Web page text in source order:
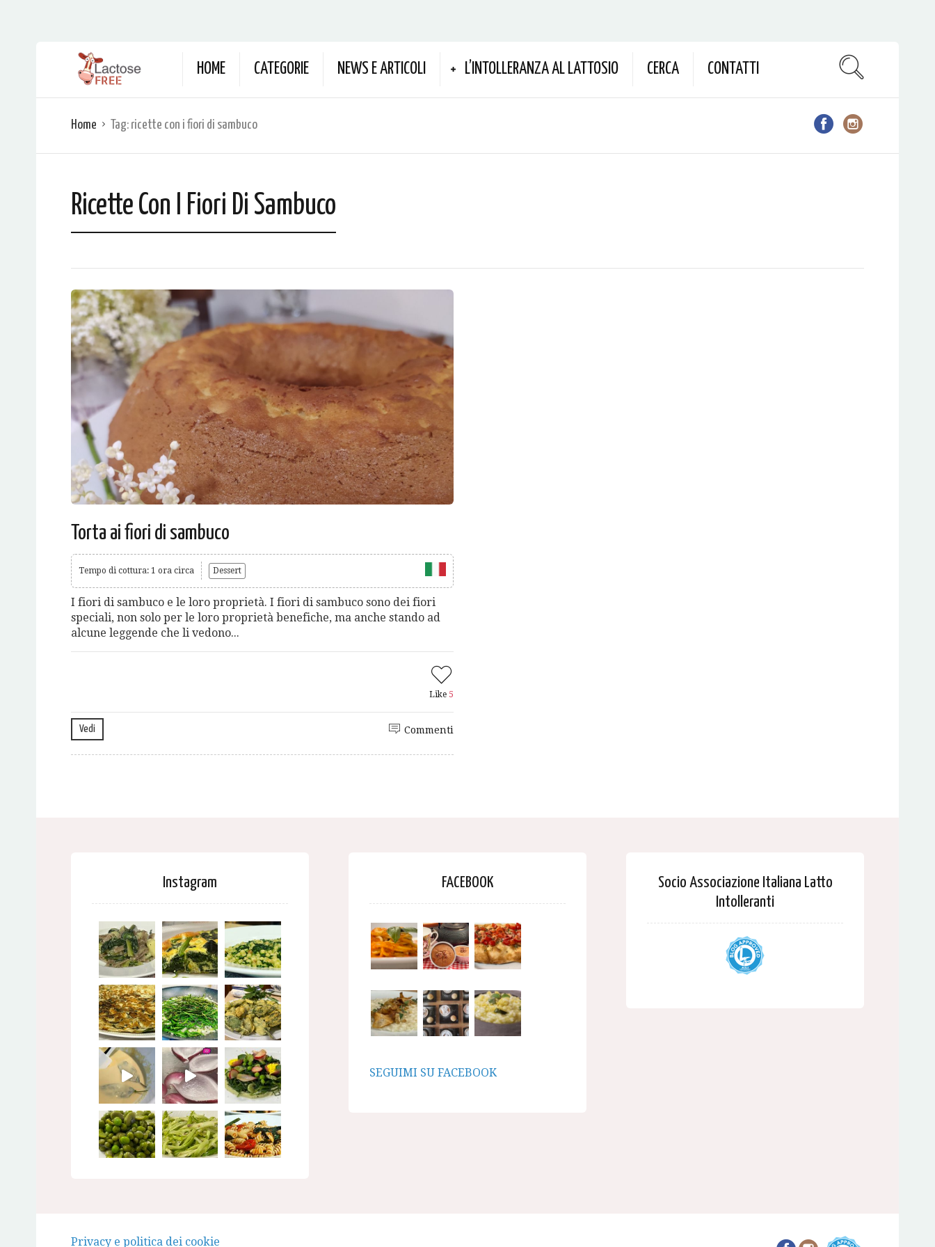
HOME CATEGORIE NEWS E ARTICOLI L’INTOLLERANZA AL LATTOSIO CERCA CONTATTI
Home Tag: ricette con i fiori di sambuco
Ricette Con I Fiori Di Sambuco
Torta ai fiori di sambuco
Tempo di cottura: 1 ora circa Dessert
I fiori di sambuco e le loro proprietà. I fiori di sambuco sono dei fiori
speciali, non solo per le loro proprietà benefiche, ma anche stando ad
alcune leggende che li vedono...
Like 5
Vedi Commenti
Instagram FACEBOOK
SEGUIMI SU FACEBOOK
Socio Associazione Italiana Latto
Intolleranti
Privacy e politica dei cookie